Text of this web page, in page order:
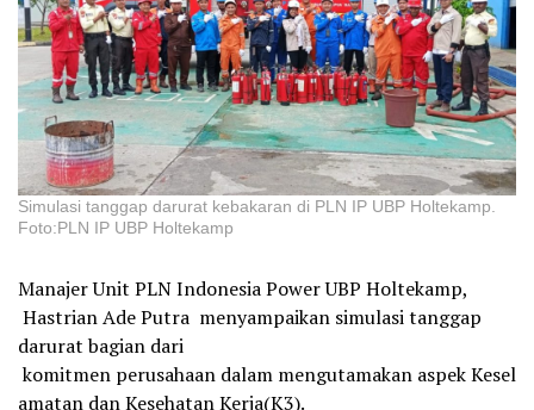
Simulasi tanggap darurat kebakaran di PLN IP UBP Holtekamp.
Foto:PLN IP UBP Holtekamp
Manajer Unit PLN Indonesia Power UBP Holtekamp,
Hastrian Ade Putra menyampaikan simulasi tanggap
darurat bagian dari
komitmen perusahaan dalam mengutamakan aspek Kesel
amatan dan Kesehatan Kerja(K3).